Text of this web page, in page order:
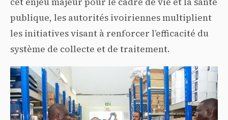
publique, les autorités ivoiriennes multiplient
les initiatives visant à renforcer l’efficacité du
système de collecte et de traitement.